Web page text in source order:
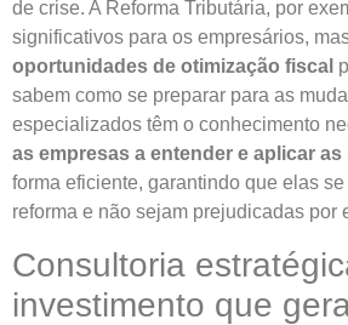
de crise. A Reforma Tributária, por
significativos para os empresários,
oportunidades de otimização fiscal
sabem como se preparar para as
especializados têm o conhecimento
as empresas a entender e aplicar
forma eficiente, garantindo que elas
reforma e não sejam prejudicadas por
Consultoria
investimento que